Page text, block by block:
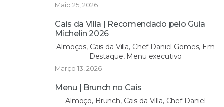
Maio 25, 2026
Cais da Villa | Recomendado pelo Guia
Michelin 2026
Almoços, Cais da Villa, Chef Daniel Gomes, Em
Destaque, Menu executivo
Março 13, 2026
Menu | Brunch no Cais
Almoço, Brunch, Cais da Villa, Chef Daniel